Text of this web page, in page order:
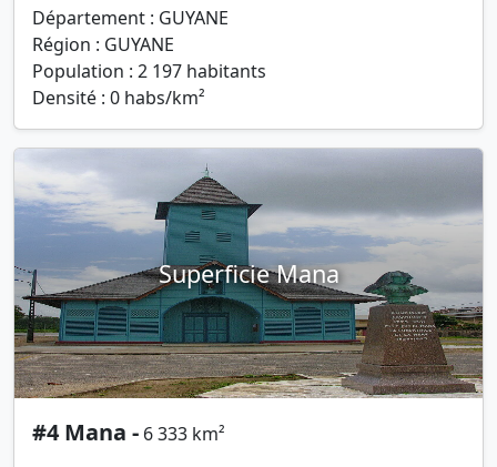
Département : GUYANE
Région : GUYANE
Population : 2 197 habitants
Densité : 0 habs/km²
Superficie Mana
#4 Mana - 6 333 km²